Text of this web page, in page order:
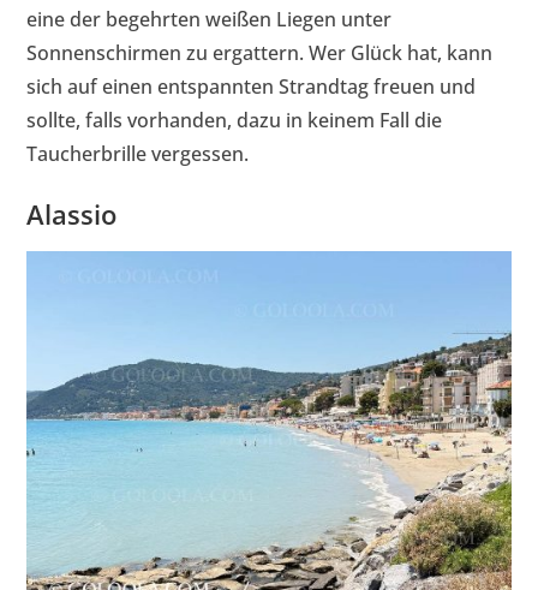
eine der begehrten weißen Liegen unter
Sonnenschirmen zu ergattern. Wer Glück hat, kann
sich auf einen entspannten Strandtag freuen und
sollte, falls vorhanden, dazu in keinem Fall die
Taucherbrille vergessen.
Alassio